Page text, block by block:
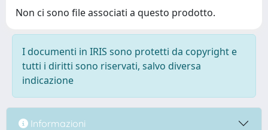
Non ci sono file associati a questo prodotto.
I documenti in IRIS sono protetti da copyright e
tutti i diritti sono riservati, salvo diversa
indicazione
Informazioni